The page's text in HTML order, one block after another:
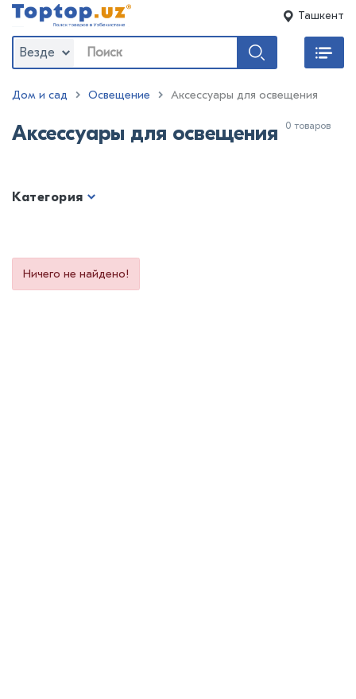
Ташкент
Везде
Дом и сад Освещение Аксессуары для освещения
Аксессуары для освещения 0 товаров
Категория
Ничего не найдено!